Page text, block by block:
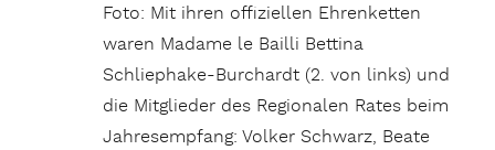
Foto: Mit ihren offiziellen Ehrenketten
waren Madame le Bailli Bettina
Schliephake-Burchardt (2. von links) und
die Mitglieder des Regionalen Rates beim
Jahresempfang: Volker Schwarz, Beate